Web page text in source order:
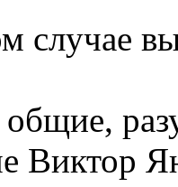
случае
Виктор